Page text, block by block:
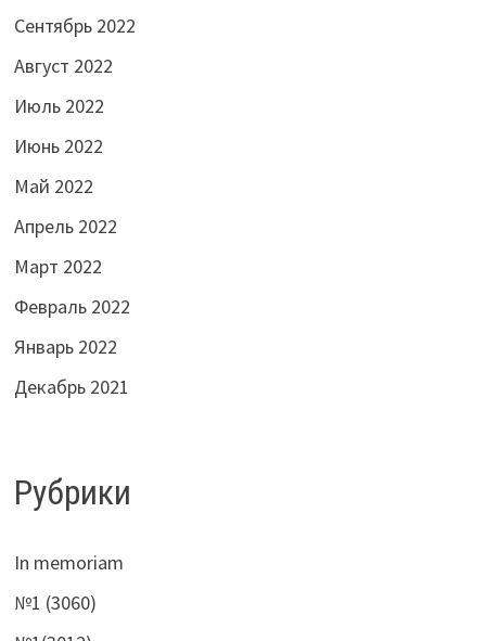
Сентябрь 2022
Август 2022
Июль 2022
Июнь 2022
Май 2022
Апрель 2022
Март 2022
Февраль 2022
Январь 2022
Декабрь 2021
Рубрики
In memoriam
№1 (3060)